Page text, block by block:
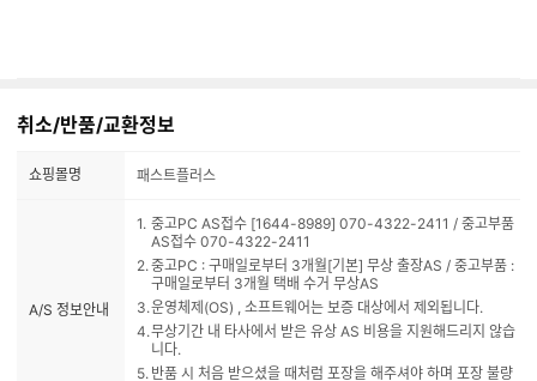
취소/반품/교환정보
쇼핑몰명 패스트플러스
A/S 정보안내
중고PC AS접수 [1644-8989] 070-4322-2411 / 중고부품
AS접수 070-4322-2411
중고PC : 구매일로부터 3개월[기본] 무상 출장AS / 중고부품 :
구매일로부터 3개월 택배 수거 무상AS
운영체제(OS) , 소프트웨어는 보증 대상에서 제외됩니다.
무상기간 내 타사에서 받은 유상 AS 비용을 지원해드리지 않습
니다.
반품 시 처음 받으셨을 때처럼 포장을 해주셔야 하며 포장 불량